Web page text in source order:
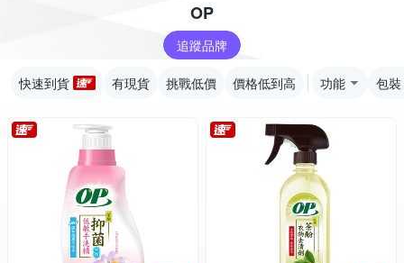
OP
追蹤品牌
快速到貨 有現貨 挑戰低價 價格低到高 功能 包裝